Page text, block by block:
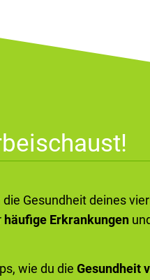
Gesundheit deines
häufige Erkrankungen
wie du die Gesundheit